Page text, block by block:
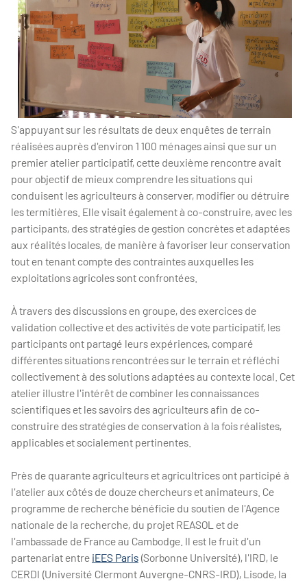
S'appuyant sur les résultats de deux enquêtes de terrain
réalisées auprès d'environ 1 100 ménages ainsi que sur un
premier atelier participatif, cette deuxième rencontre avait
pour objectif de mieux comprendre les situations qui
conduisent les agriculteurs à conserver, modifier ou détruire
les termitières. Elle visait également à co-construire, avec les
participants, des stratégies de gestion concrètes et adaptées
aux réalités locales, de manière à favoriser leur conservation
tout en tenant compte des contraintes auxquelles les
exploitations agricoles sont confrontées.
À travers des discussions en groupe, des exercices de
validation collective et des activités de vote participatif, les
participants ont partagé leurs expériences, comparé
différentes situations rencontrées sur le terrain et réfléchi
collectivement à des solutions adaptées au contexte local. Cet
atelier illustre l'intérêt de combiner les connaissances
scientifiques et les savoirs des agriculteurs afin de co-
construire des stratégies de conservation à la fois réalistes,
applicables et socialement pertinentes.
Près de quarante agriculteurs et agricultrices ont participé à
l'atelier aux côtés de douze chercheurs et animateurs. Ce
programme de recherche bénéficie du soutien de l'Agence
nationale de la recherche, du projet REASOL et de
l'ambassade de France au Cambodge. Il est le fruit d'un
partenariat entre iEES Paris (Sorbonne Université), l'IRD, le
CERDI (Université Clermont Auvergne-CNRS-IRD), Lisode, la